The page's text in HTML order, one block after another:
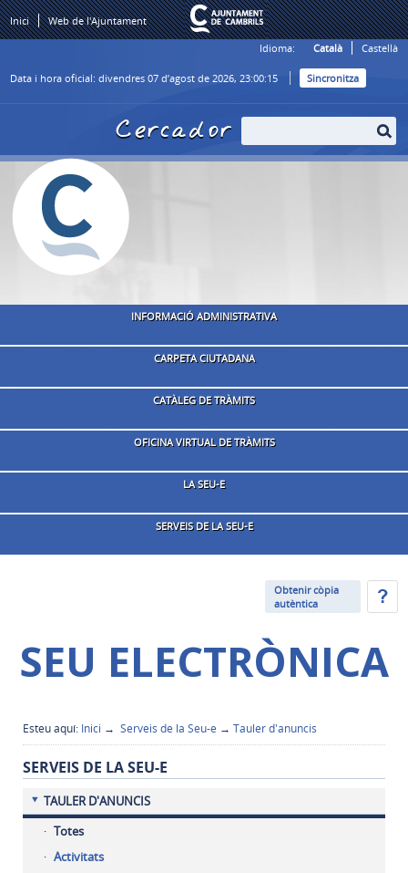
Inici
Web de l'Ajuntament
Idioma:
Català Castellà
Data i hora oficial: divendres 07 d’agost de 2026, 23:00:15 Sincronitza
Cercador
INFORMACIÓ ADMINISTRATIVA
CARPETA CIUTADANA
CATÀLEG DE TRÀMITS
OFICINA VIRTUAL DE TRÀMITS
LA SEU-E
SERVEIS DE LA SEU-E
Obtenir còpia
autèntica
SEU ELECTRÒNICA
Esteu aquí: Inici → Serveis de la Seu-e → Tauler d'anuncis
SERVEIS DE LA SEU-E
TAULER D'ANUNCIS
Totes
Activitats